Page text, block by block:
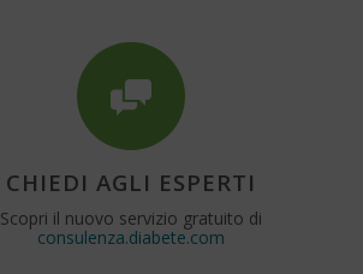
CHIEDI AGLI ESPERTI
Scopri il nuovo servizio gratuito di
consulenza.diabete.com